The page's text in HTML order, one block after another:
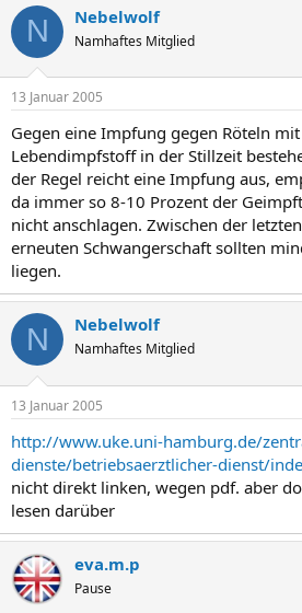
N Nebelwolf
Namhaftes Mitglied
13 Januar 2005
Gegen eine Impfung gegen Röteln
Lebendimpfstoff in der Stillzeit
der Regel reicht eine Impfung aus,
da immer so 8-10 Prozent der
nicht anschlagen. Zwischen der
erneuten Schwangerschaft sollten
liegen.
N Nebelwolf
Namhaftes Mitglied
13 Januar 2005
http://www.uke.uni-hamburg.de/
dienste/betriebsaerztlicher-dienst/
nicht direkt linken, wegen pdf. aber
lesen darüber
eva.m.p
Pause